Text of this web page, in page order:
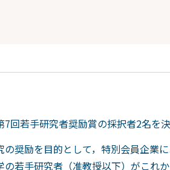
若手研究者奨励賞の採択者2名を
奨励を目的として，特別会員企業
若手研究者（准教授以下）がこれ